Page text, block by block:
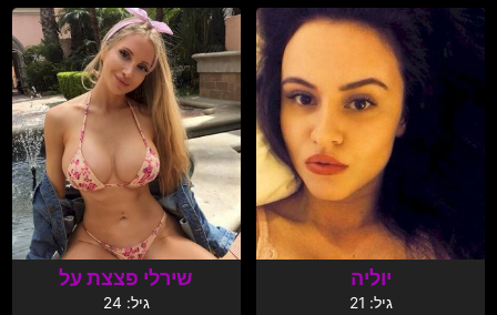
יוליה
גיל: 21
שירלי פצצת על
גיל: 24